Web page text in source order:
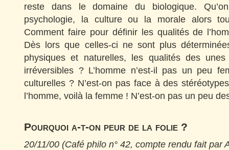
reste dans le domaine du biologique.
psychologie, la culture ou la morale alors
Comment faire pour définir les qualités de
Dès lors que celles-ci ne sont plus
physiques et naturelles, les qualités des
irréversibles ? L’homme n’est-il pas un peu
culturelles ? N’est-on pas face à des
l’homme, voilà la femme ! N’est-on pas un peu
Pourquoi a-t-on peur de la folie ?
20/11/00 (Café philo n° 42, compte rendu fait par